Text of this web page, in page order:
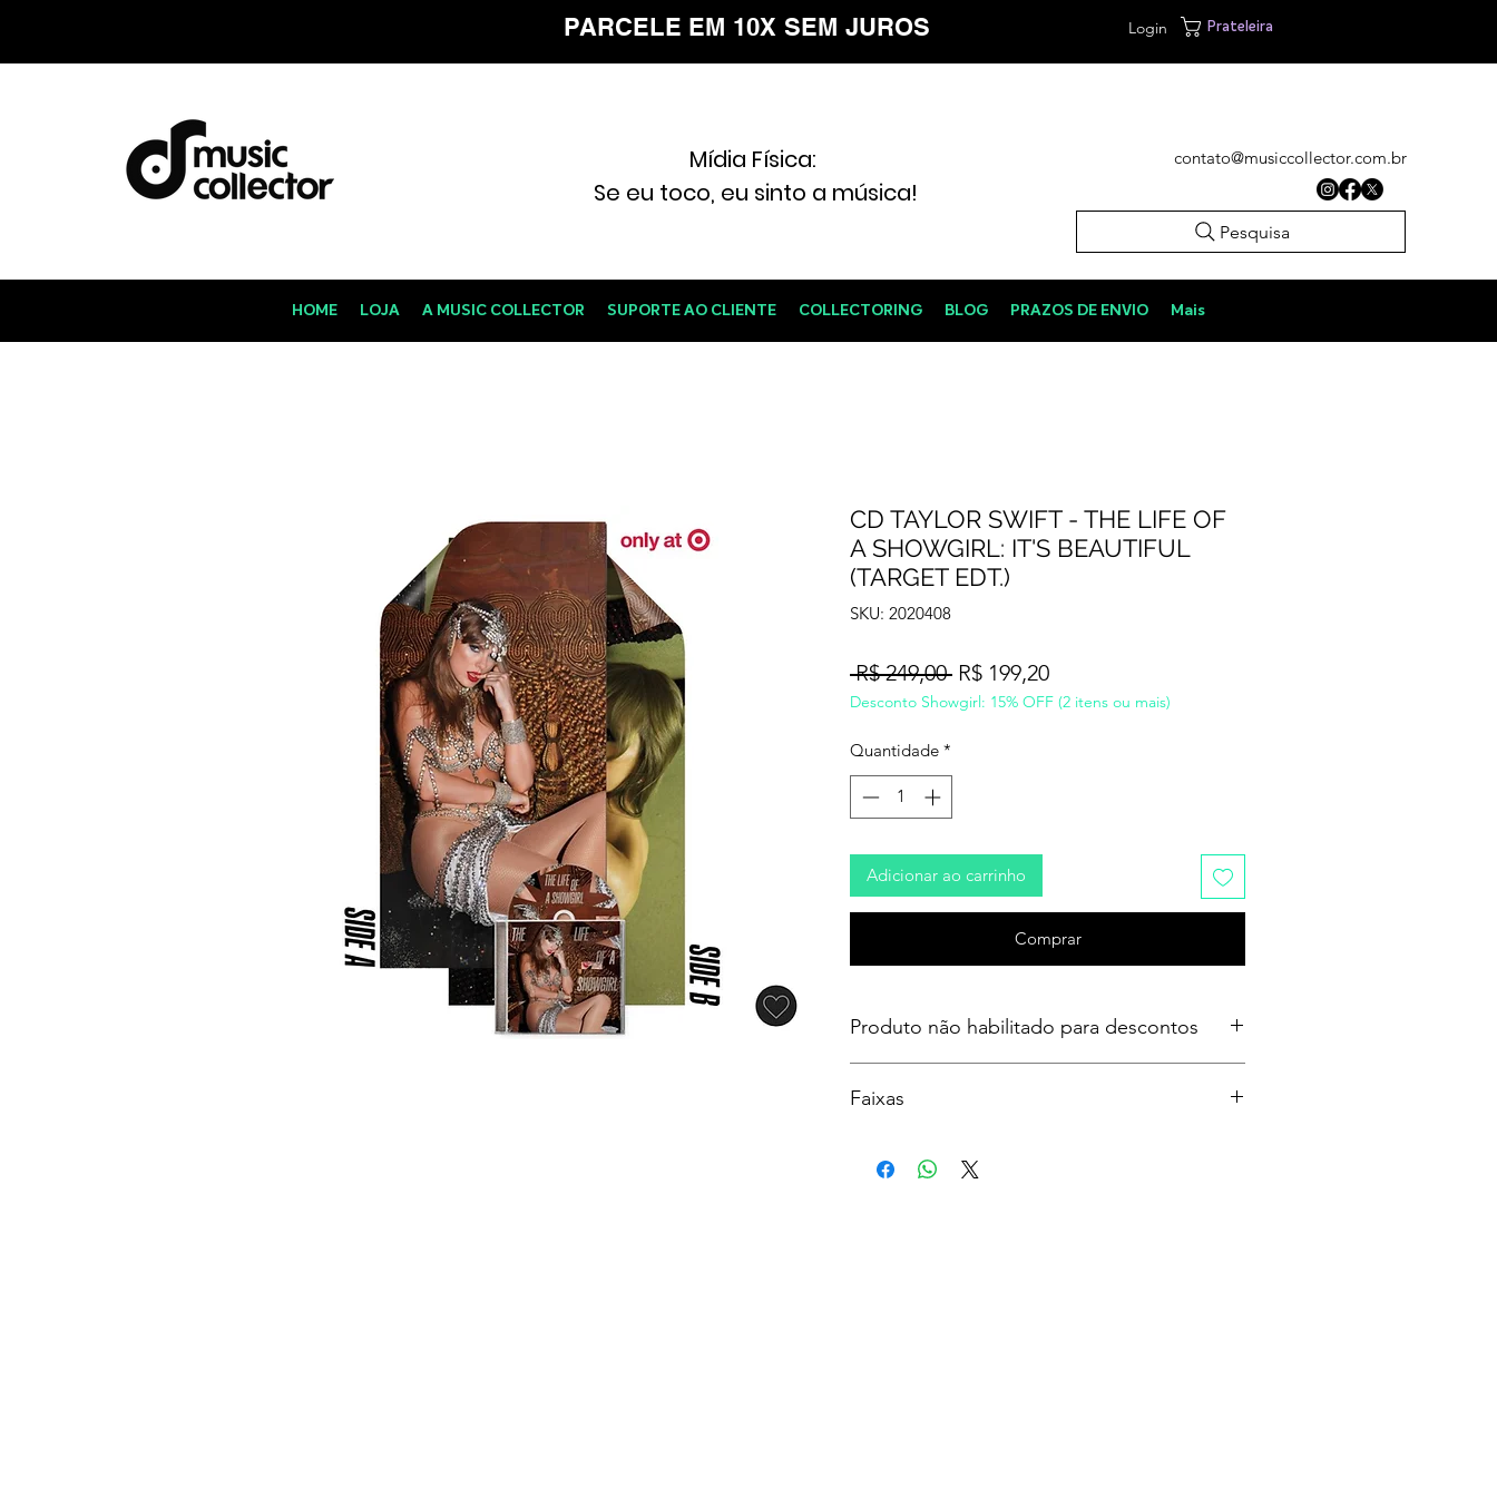
PARCELE EM 10X SEM JUROS Prateleira
Login
Mídia Física:
Se eu toco, eu sinto a música!
contato@musiccollector.com.br
Pesquisa
HOME LOJA A MUSIC COLLECTOR SUPORTE AO CLIENTE COLLECTORING BLOG PRAZOS DE ENVIO Mais
CD TAYLOR SWIFT - THE LIFE OF
A SHOWGIRL: IT'S BEAUTIFUL
(TARGET EDT.)
SKU: 2020408
R$ 249,00 Preço
normal
R$ 199,20Preço
promocional
Desconto Showgirl: 15% OFF (2 itens ou mais)
Quantidade *
Adicionar ao carrinho
Comprar
Produto não habilitado para descontos
Faixas
2. Elizabeth Taylor